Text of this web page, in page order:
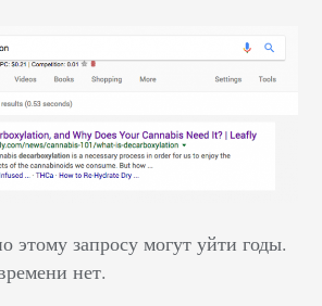
этому запросу могут уйти годы.
нет.